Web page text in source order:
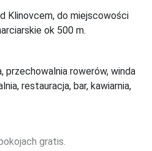
Klinovcem, do miejscowości
ok 500 m.
przechowalnia rowerów, winda
restauracja, bar, kawiarnia,
gratis.